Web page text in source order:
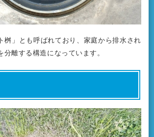
桝」とも呼ばれており、家庭から排水され
分離する構造になっています。